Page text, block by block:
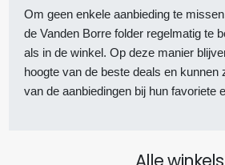
Om geen enkele aanbieding te
de Vanden Borre folder regelmatig te
als in de winkel. Op deze manier
hoogte van de beste deals en kunnen
van de aanbiedingen bij hun favoriete
Alle winkels